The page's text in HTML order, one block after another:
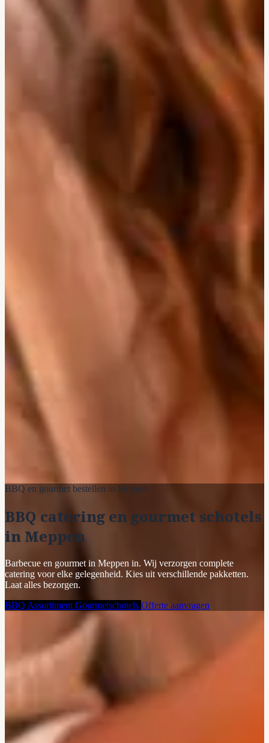
BBQ en gourmet bestellen in Meppen
BBQ catering en gourmet schotels
in Meppen
Barbecue en gourmet in Meppen in. Wij verzorgen complete
catering voor elke gelegenheid. Kies uit verschillende pakketten.
Laat alles bezorgen.
BBQ Assortiment Gourmetschotels Offerte aanvragen